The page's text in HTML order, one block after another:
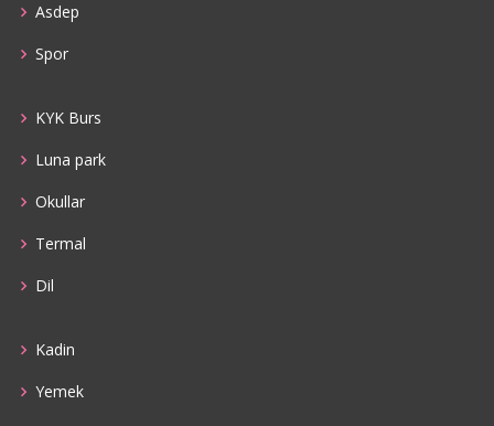
Asdep
Spor
KYK Burs
Luna park
Okullar
Termal
Dil
Kadin
Yemek